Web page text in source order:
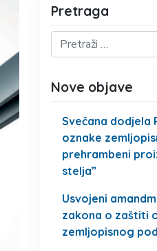
Pretraga
Nove objave
Svečana dodjela
oznake
prehrambeni
stelja”
Usvojeni
zakona o zaštiti
zemljopisnog